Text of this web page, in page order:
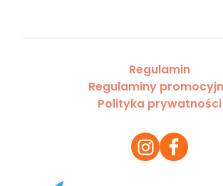
Regulamin
Regulaminy
Polityka prywatności